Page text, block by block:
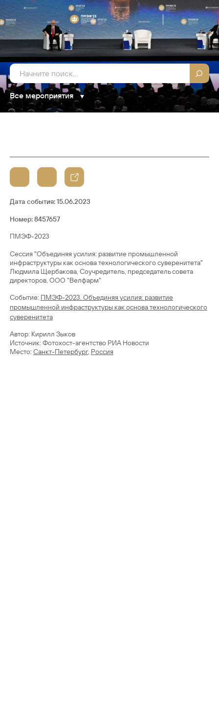
Все мероприятия
Дата события:15.06.2023
Номер: 8457657
ПМЭФ-2023
Сессия "Объединяя усилия: развитие промышленной
инфраструктуры как основа технологического суверенитета"
Людмила Щербакова, Соучредитель, председатель совета
директоров, ООО "Велфарм"
Cобытие: ПМЭФ-2023. Объединяя усилия: развитие
промышленной инфраструктуры как основа технологического
суверенитета
Автор: Кирилл Зыков
Источник: Фотохост-агентство РИА Новости
Место: Санкт-Петербург, Россия